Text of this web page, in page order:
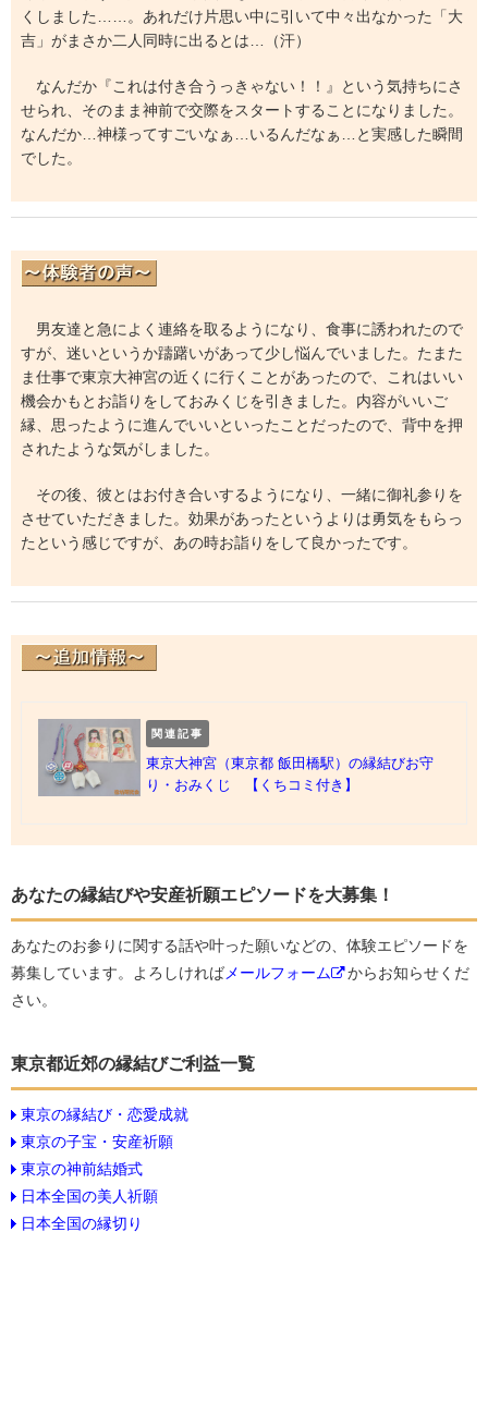
くしました……。あれだけ片思い中に引いて中々出なかった「大
吉」がまさか二人同時に出るとは…（汗）
なんだか『これは付き合うっきゃない！！』という気持ちにさ
せられ、そのまま神前で交際をスタートすることになりました。
なんだか…神様ってすごいなぁ…いるんだなぁ…と実感した瞬間
でした。
男友達と急によく連絡を取るようになり、食事に誘われたので
すが、迷いというか躊躇いがあって少し悩んでいました。たまた
ま仕事で東京大神宮の近くに行くことがあったので、これはいい
機会かもとお詣りをしておみくじを引きました。内容がいいご
縁、思ったように進んでいいといったことだったので、背中を押
されたような気がしました。
その後、彼とはお付き合いするようになり、一緒に御礼参りを
させていただきました。効果があったというよりは勇気をもらっ
たという感じですが、あの時お詣りをして良かったです。
関連記事
東京大神宮（東京都 飯田橋駅）の縁結びお守
り・おみくじ 【くちコミ付き】
あなたの縁結びや安産祈願エピソードを大募集！
あなたのお参りに関する話や叶った願いなどの、体験エピソードを
募集しています。よろしければ メールフォーム
からお知らせくだ
さい。
東京都近郊の縁結びご利益一覧
東京の縁結び・恋愛成就
東京の子宝・安産祈願
東京の神前結婚式
日本全国の美人祈願
日本全国の縁切り